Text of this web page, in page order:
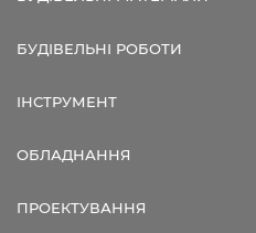
БУДІВЕЛЬНІ РОБОТИ
ІНСТРУМЕНТ
ОБЛАДНАННЯ
ПРОЕКТУВАННЯ